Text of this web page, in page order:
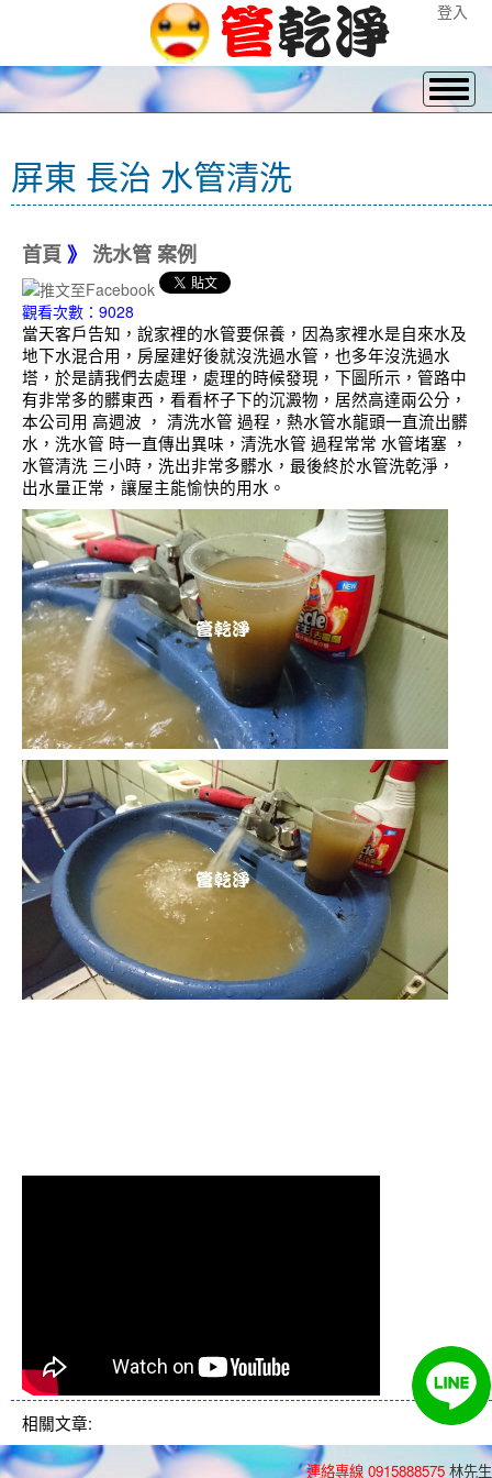
登入
屏東 長治 水管清洗
首頁 》 洗水管 案例
觀看次數：9028
當天客戶告知，說家裡的水管要保養，因為家裡水是自來水及
地下水混合用，房屋建好後就沒洗過水管，也多年沒洗過水
塔，於是請我們去處理，處理的時候發現，下圖所示，管路中
有非常多的髒東西，看看杯子下的沉澱物，居然高達兩公分，
本公司用 高週波 ， 清洗水管 過程，熱水管水龍頭一直流出髒
水，洗水管 時一直傳出異味，清洗水管 過程常常 水管堵塞 ，
水管清洗 三小時，洗出非常多髒水，最後終於水管洗乾淨，
出水量正常，讓屋主能愉快的用水。
相關文章:
連絡專線 0915888575 林先生